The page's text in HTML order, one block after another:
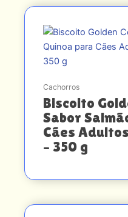
Cachorros
Biscoito
Sabor
Cães
– 350 g